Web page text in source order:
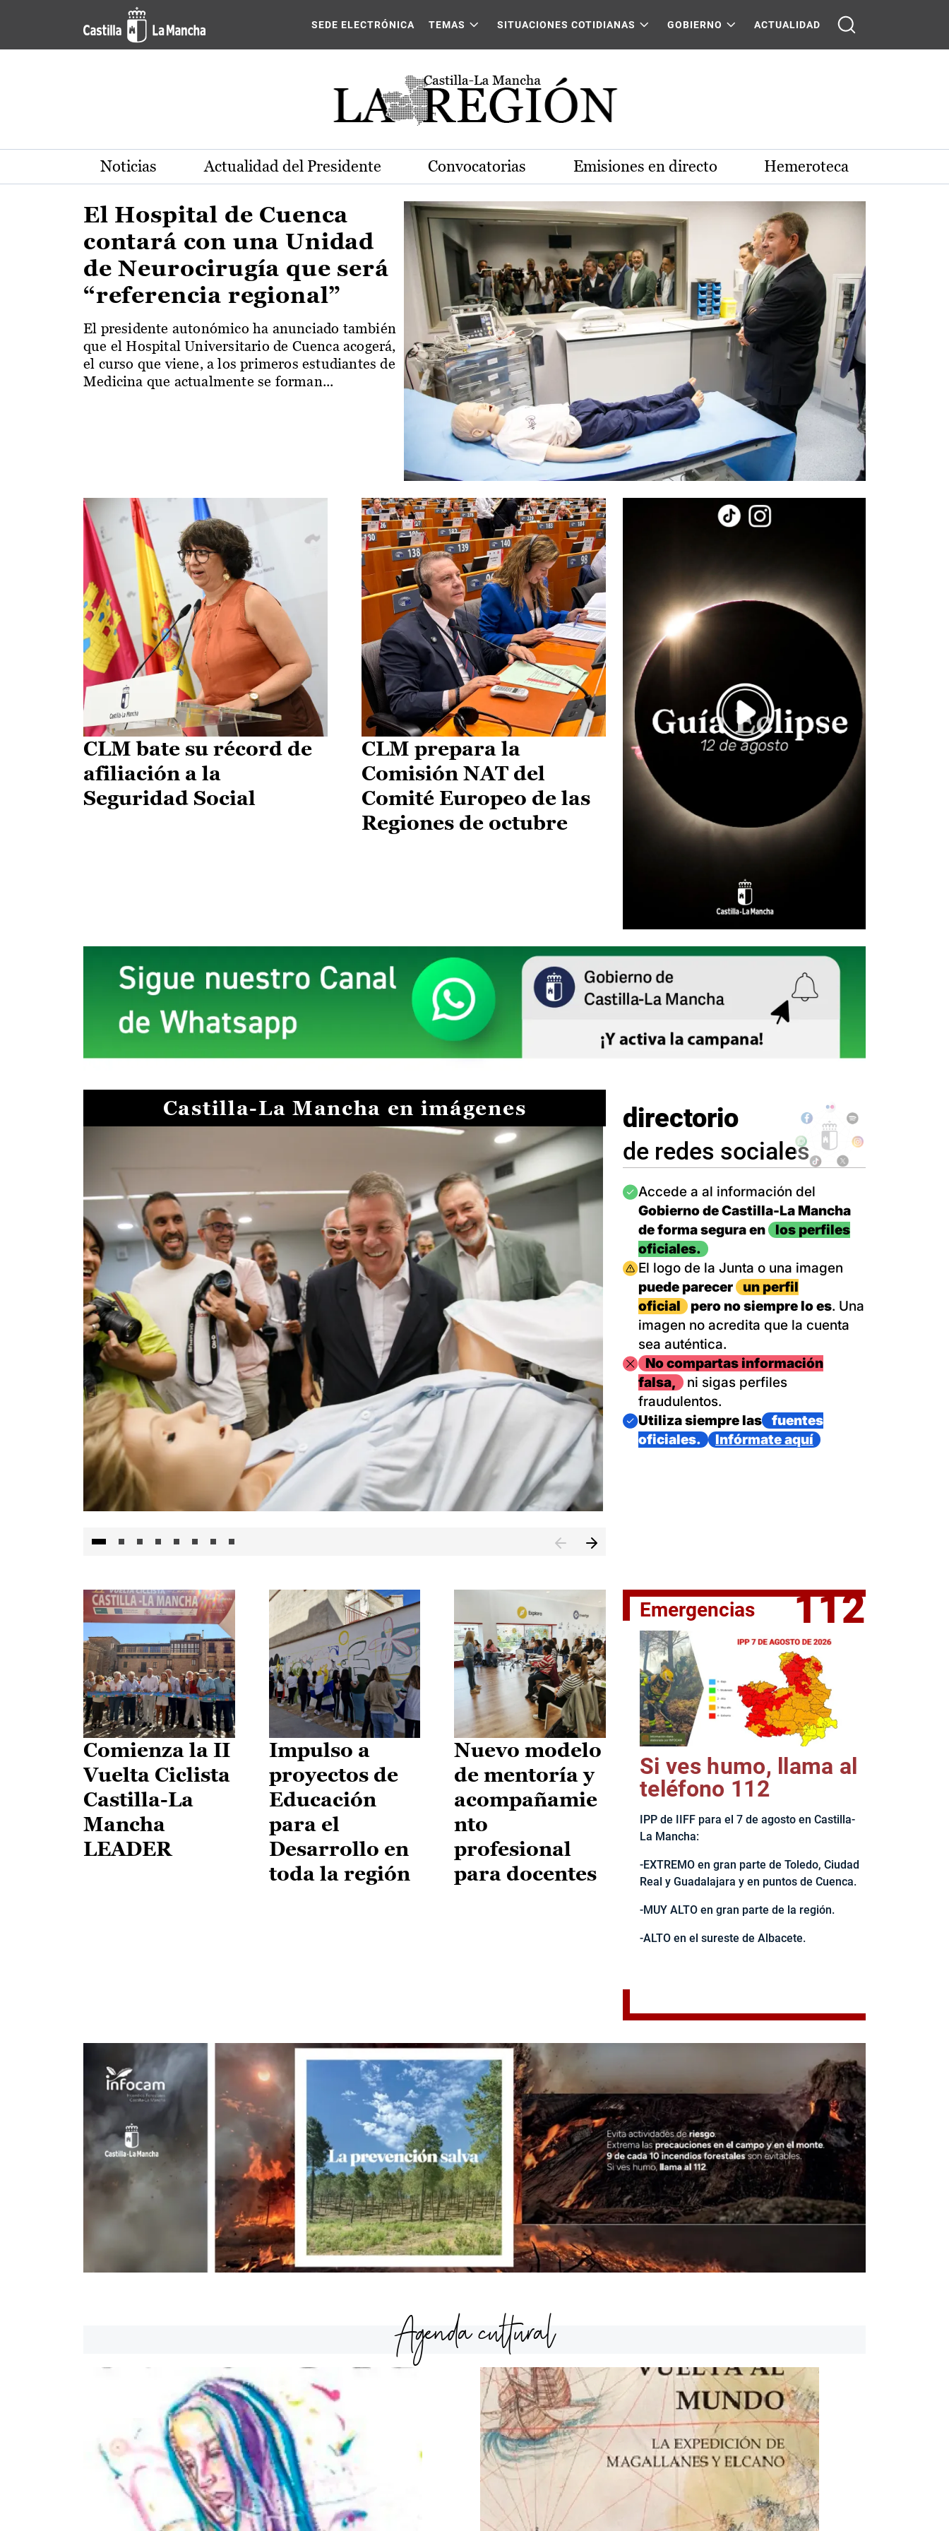
Pasar al contenido principal
Actualidad de la región de Castilla-La Mancha
SEDE ELECTRÓNICA TEMAS SITUACIONES COTIDIANAS GOBIERNO ACTUALIDAD
Noticias Actualidad del Presidente Convocatorias Emisiones en directo Hemeroteca
El Hospital de Cuenca
contará con una Unidad
de Neurocirugía que será
“referencia regional”
El presidente autonómico ha anunciado también
que el Hospital Universitario de Cuenca acogerá,
el curso que viene, a los primeros estudiantes de
Medicina que actualmente se forman...
CLM bate su récord de
afiliación a la
Seguridad Social
CLM prepara la
Comisión NAT del
Comité Europeo de las
Regiones de octubre
Castilla-La Mancha en imágenes
El jefe del Ejecutivo castellanomanchego, Emiliano García-
directorio
de redes sociales
Imagen
Accede a al información del
Gobierno de Castilla-La Mancha
de forma segura en
los perfiles
oficiales.
Imagen
El logo de la Junta o una imagen
puede parecer
un perfil
oficial
pero no siempre lo es. Una
imagen no acredita que la cuenta
sea auténtica.
ImagenNo compartas información
falsa,
ni sigas perfiles
fraudulentos.
Imagen
Utiliza siempre las
fuentes
oficiales.
Infórmate aquí
Comienza la II
Vuelta Ciclista
Castilla-La
Mancha
LEADER
Impulso a
proyectos de
Educación
para el
Desarrollo en
toda la región
Nuevo modelo
de mentoría y
acompañamie
nto
profesional
para docentes
Emergencias 112
Si ves humo, llama al
teléfono 112
IPP de IIFF para el 7 de agosto en Castilla-
La Mancha:
-EXTREMO en gran parte de Toledo, Ciudad
Real y Guadalajara y en puntos de Cuenca.
-MUY ALTO en gran parte de la región.
-ALTO en el sureste de Albacete.
Agenda cultural